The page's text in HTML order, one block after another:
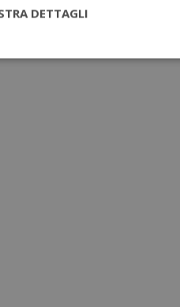
+
DETTAGLI